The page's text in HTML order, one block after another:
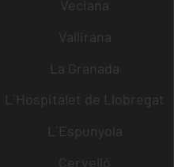
Veciana
Vallirana
La Granada
L´Hospitalet de Llobregat
L´Espunyola
Cervelló